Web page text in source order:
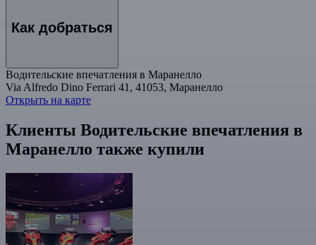
Как добраться
Водительские впечатления в Маранелло
Via Alfredo Dino Ferrari 41, 41053, Маранелло
Открыть на карте
Клиенты Водительские впечатления в
Маранелло также купили